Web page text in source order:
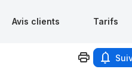
Avis clients Tarifs